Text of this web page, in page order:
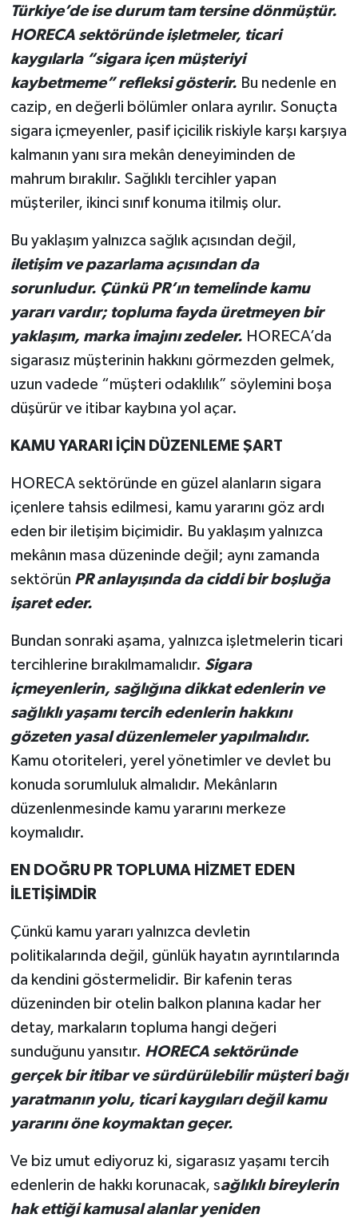
Türkiye’de ise durum tam tersine dönmüştür.
HORECA sektöründe işletmeler, ticari
kaygılarla “sigara içen müşteriyi
kaybetmeme” refleksi gösterir. Bu nedenle en
cazip, en değerli bölümler onlara ayrılır. Sonuçta
sigara içmeyenler, pasif içicilik riskiyle karşı karşıya
kalmanın yanı sıra mekân deneyiminden de
mahrum bırakılır. Sağlıklı tercihler yapan
müşteriler, ikinci sınıf konuma itilmiş olur.
Bu yaklaşım yalnızca sağlık açısından değil,
iletişim ve pazarlama açısından da
sorunludur. Çünkü PR’ın temelinde kamu
yararı vardır; topluma fayda üretmeyen bir
yaklaşım, marka imajını zedeler. HORECA’da
sigarasız müşterinin hakkını görmezden gelmek,
uzun vadede “müşteri odaklılık” söylemini boşa
düşürür ve itibar kaybına yol açar.
KAMU YARARI İÇİN DÜZENLEME ŞART
HORECA sektöründe en güzel alanların sigara
içenlere tahsis edilmesi, kamu yararını göz ardı
eden bir iletişim biçimidir. Bu yaklaşım yalnızca
mekânın masa düzeninde değil; aynı zamanda
sektörün PR anlayışında da ciddi bir boşluğa
işaret eder.
Bundan sonraki aşama, yalnızca işletmelerin ticari
tercihlerine bırakılmamalıdır. Sigara
içmeyenlerin, sağlığına dikkat edenlerin ve
sağlıklı yaşamı tercih edenlerin hakkını
gözeten yasal düzenlemeler yapılmalıdır.
Kamu otoriteleri, yerel yönetimler ve devlet bu
konuda sorumluluk almalıdır. Mekânların
düzenlenmesinde kamu yararını merkeze
koymalıdır.
EN DOĞRU PR TOPLUMA HİZMET EDEN
İLETİŞİMDİR
Çünkü kamu yararı yalnızca devletin
politikalarında değil, günlük hayatın ayrıntılarında
da kendini göstermelidir. Bir kafenin teras
düzeninden bir otelin balkon planına kadar her
detay, markaların topluma hangi değeri
sunduğunu yansıtır. HORECA sektöründe
gerçek bir itibar ve sürdürülebilir müşteri bağı
yaratmanın yolu, ticari kaygıları değil kamu
yararını öne koymaktan geçer.
Ve biz umut ediyoruz ki, sigarasız yaşamı tercih
edenlerin de hakkı korunacak, sağlıklı bireylerin
hak ettiği kamusal alanlar yeniden